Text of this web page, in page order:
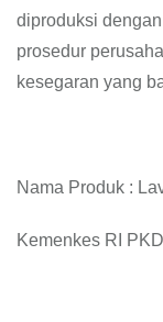
diproduksi
prosedur
kesegaran yang
Nama Produk :
Kemenkes RI